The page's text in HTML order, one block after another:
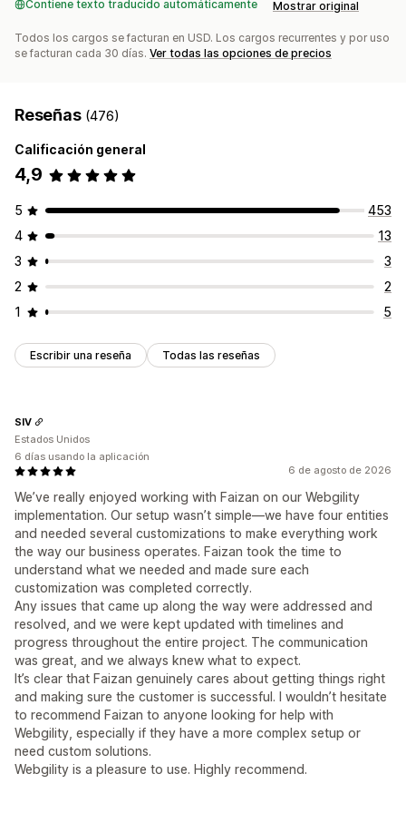
Contiene texto traducido automáticamente Mostrar original
Todos los cargos se facturan en USD. Los cargos recurrentes y por uso
se facturan cada 30 días. Ver todas las opciones de precios
Reseñas (476)
Calificación general
4,9
5
453
4
13
3
3
2
2
1
5
Escribir una reseña Todas las reseñas
6 de agosto de 2026
We’ve really enjoyed working with Faizan on our Webgility
implementation. Our setup wasn’t simple—we have four entities
and needed several customizations to make everything work
the way our business operates. Faizan took the time to
understand what we needed and made sure each
customization was completed correctly.
Any issues that came up along the way were addressed and
resolved, and we were kept updated with timelines and
progress throughout the entire project. The communication
was great, and we always knew what to expect.
It’s clear that Faizan genuinely cares about getting things right
and making sure the customer is successful. I wouldn’t hesitate
to recommend Faizan to anyone looking for help with
Webgility, especially if they have a more complex setup or
need custom solutions.
Webgility is a pleasure to use. Highly recommend.
SIV
Estados Unidos
6 días usando la aplicación